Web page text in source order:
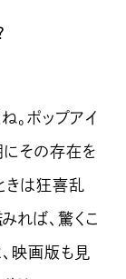
。ポップアイ
にその存在を
きは狂喜乱
れば、驚くこ
映画版も見